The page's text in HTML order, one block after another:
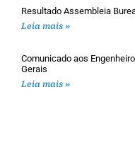
Resultado Assembleia
Leia mais »
Comunicado aos
Gerais
Leia mais »